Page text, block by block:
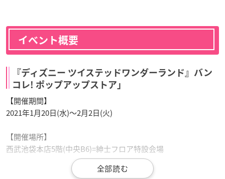
イベント概要
『ディズニー ツイステッドワンダーランド』バン
コレ! ポップアップストア」
【開催期間】
2021年1月20日(水)〜2月2日(火)
【開催場所】
西武池袋本店5階(中央B6)=紳士フロア特設会場
【事前抽選受付期間】